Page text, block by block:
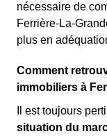
nécessaire de
Ferrière-La-
plus en
Comment
immobiliers à
Il est toujours
situation du